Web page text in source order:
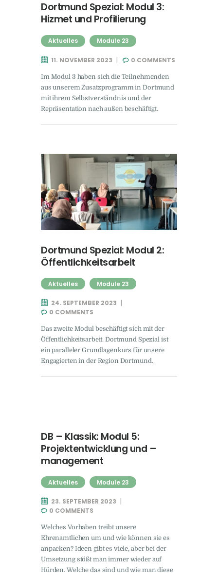
Dortmund Spezial: Modul 3:
Hizmet und Profilierung
Aktuelles Module 23
11. NOVEMBER 2023 0 COMMENTS
Im Modul 3 haben sich die Teilnehmenden
aus unserem Zusatzprogramm in Dortmund
mit ihrem Selbstverständnis und der
Repräsentation nach außen beschäftigt.
Dortmund Spezial: Modul 2:
Öffentlichkeitsarbeit
Aktuelles Module 23
24. SEPTEMBER 2023
0 COMMENTS
Das zweite Modul beschäftigt sich mit der
Öffentlichkeitsarbeit. Dortmund Spezial ist
ein paralleler Grundlagenkurs für unsere
Engagierten in der Region Dortmund.
DB – Klassik: Modul 5:
Projektentwicklung und –
management
Aktuelles Module 23
23. SEPTEMBER 2023
0 COMMENTS
Welches Vorhaben treibt unsere
Ehrenamtlichen um und wie können sie es
anpacken? Ideen gibt es viele, aber bei der
Umsetzung stößt man immer wieder auf
Hürden. Welche das sind und wie man diese